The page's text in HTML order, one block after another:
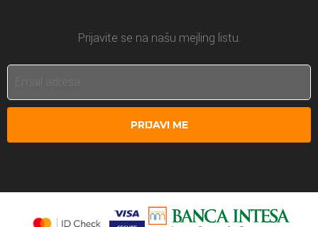
Prijavite se na našu mejling listu.
PRIJAVI ME